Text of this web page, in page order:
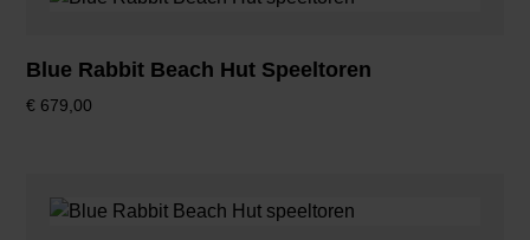
Blue Rabbit Beach Hut Speeltoren
€ 679,00